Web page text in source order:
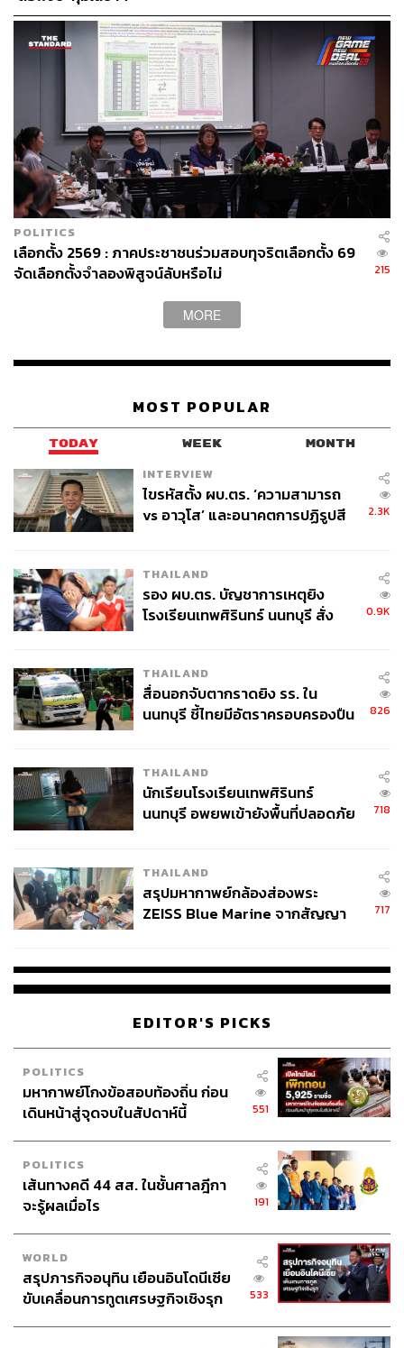
ของครัวเรือนและภาคเอกชนที่สูงมาก และเริ่มเป็นหนี้
เสีย เราจึงต้องเร่งช่วยเหลือผู้ประกอบการรายเล็กเหล่า
นี้โดยด่วน ซึ่งส่วนใหญ่เป็นหนี้เสียจากมาตรการของรัฐ
ในช่วงโควิดทั้งสิ้น
กองทุน SMEs เพื่อเติมทุนให้ผู้ประกอบการลุกขึ้นมา
ทำการค้าขายได้ใหม่
กองทุน Start-up เพื่อช่วยให้คนรุ่นใหม่ได้มีโอกาสใช้
ความรู้ของโลกยุคใหม่มาสร้างเนื้อสร้างตัว
กองทุนวิสาหกิจชุมชน เพื่อให้เกษตรกรและลูกหลานได้
ให้คนตัวเล็กที่ไม่ได้อยู่ในระบบธนาคาร ได้เข้าถึงแหล่ง
ล้างหนี้นอกระบบที่ดอกเบี้ยแพงมหาโหด
หมายในการสร้างรายได้บนพื้นฐานความเข้มแข็งเดิมของ
ประเทศ และฐานเศรษฐกิจของโลกยุคใหม่ โดยวางเป้าหมาย
การสร้างรายได้ให้ประเทศใน 7 ด้าน ได้แก่ เป็นศูนย์กลาง
Wellness, ศูนย์กลางการท่องเที่ยว, ศูนย์กลางคมนาคมและ
โลจิสติกส์ของภูมิภาค, ศูนย์กลางถิ่นพำนักระยะยาวที่คนเก่ง
ทั้งพวกดิจิทัลโนแมด หรือมหาเศรษฐีมาอยู่อาศัย และ Work
from Thailand, ศูนย์กลางอุตสาหกรรมใหม่ โดยใช้วิกฤต
ลงทุน เช่น อุตสาหกรรมรถ EV เซมิคอนดักเตอร์, ศูนย์กลาง
การลงทุนด้านดิจิทัล ซึ่งแทบจะไม่ต้องใช้งบประมาณ แค่ปรับ
กฎหมาย ระเบียบต่างๆ ให้เอื้ออำนวยต่อการลงทุนด้านดิจิทัล
คุณหญิงสุดารัตน์กล่าวต่อไปว่า เราจะทำนโยบาย 30 บาท
สุขภาพดีถ้วนหน้า ที่ทำสำเร็จมาแล้ว และจะทำต่อเพื่อให้คน
ไทยสุขภาพดียิ่งขึ้น และจะให้นักเรียนได้เรียนฟรีจนจบ
ปริญญาตรี ลดเวลาเรียนเพิ่มคุณภาพการศึกษา ให้เงินแก่ผู้
ประชาชน เดือนละ 3,000 บาท
“พรรคไทยสร้างไทยขออาสาเป็นกองหน้าทำเรื่องนี้ให้สำเร็จ
กล่าวในที่สุด
POLITICS
เลือกตั้ง 2569 : ภาคประชาชนร่วมสอบทุจริตเลือกตั้ง 69
จัดเลือกตั้งจำลองพิสูจน์ลับหรือไม่
215
MORE
MOST POPULAR
TODAY WEEK MONTH
INTERVIEW
ไขรหัสตั้ง ผบ.ตร. ‘ความสามารถ
vs อาวุโส’ และอนาคตการปฏิรูปสี
2.3K
THAILAND
รอง ผบ.ตร. บัญชาการเหตุยิง
โรงเรียนเทพศิรินทร์ นนทบุรี สั่ง
0.9K
THAILAND
สื่อนอกจับตากราดยิง รร. ใน
นนทบุรี ชี้ไทยมีอัตราครอบครองปืน
826
THAILAND
นักเรียนโรงเรียนเทพศิรินทร์
นนทบุรี อพยพเข้ายังพื้นที่ปลอดภัย
718
THAILAND
สรุปมหากาพย์กล้องส่องพระ
ZEISS Blue Marine จากสัญญา
จ่ายหนี้-แอบระบุแบรนด์
717
EDITOR'S PICKS
POLITICS
มหากาพย์โกงข้อสอบท้องถิ่น ก่อน
เดินหน้าสู่จุดจบในสัปดาห์นี้
551
POLITICS
เส้นทางคดี 44 สส. ในชั้นศาลฎีกา
จะรู้ผลเมื่อไร
191
WORLD
สรุปภารกิจอนุทิน เยือนอินโดนีเซีย
ขับเคลื่อนการทูตเศรษฐกิจเชิงรุก
533